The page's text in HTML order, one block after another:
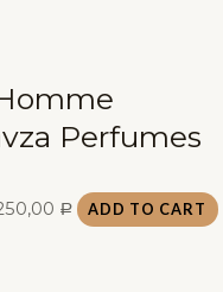
Perfumes
Р ADD TO CART